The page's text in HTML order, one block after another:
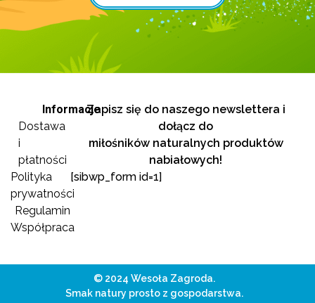
Informacje
Dostawa
i
płatności
Polityka
prywatności
Regulamin
Współpraca
Zapisz się do naszego newslettera i
dołącz do
miłośników naturalnych produktów
nabiałowych!
[sibwp_form id=1]
© 2024 Wesoła Zagroda.
Smak natury prosto z gospodarstwa.